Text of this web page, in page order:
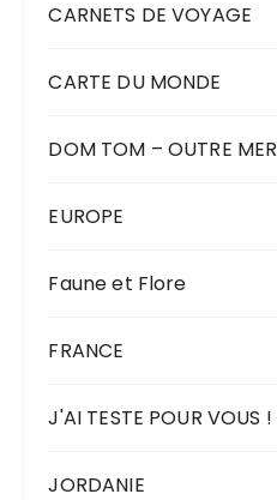
CARNETS DE VOYAGE
CARTE DU MONDE
DOM TOM – OUTRE MER
EUROPE
Faune et Flore
FRANCE
J'AI TESTE POUR VOUS !
JORDANIE